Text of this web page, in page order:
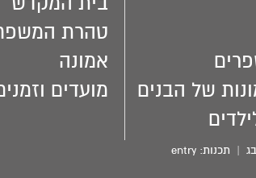
של הבנים
טהרת
אמונה
מועדים
| תכנות:entry